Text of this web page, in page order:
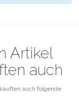
Artikel
auch
auch folgende